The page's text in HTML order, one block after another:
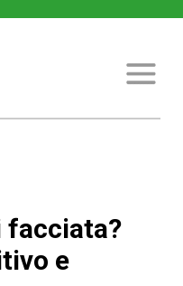
facciata?
e